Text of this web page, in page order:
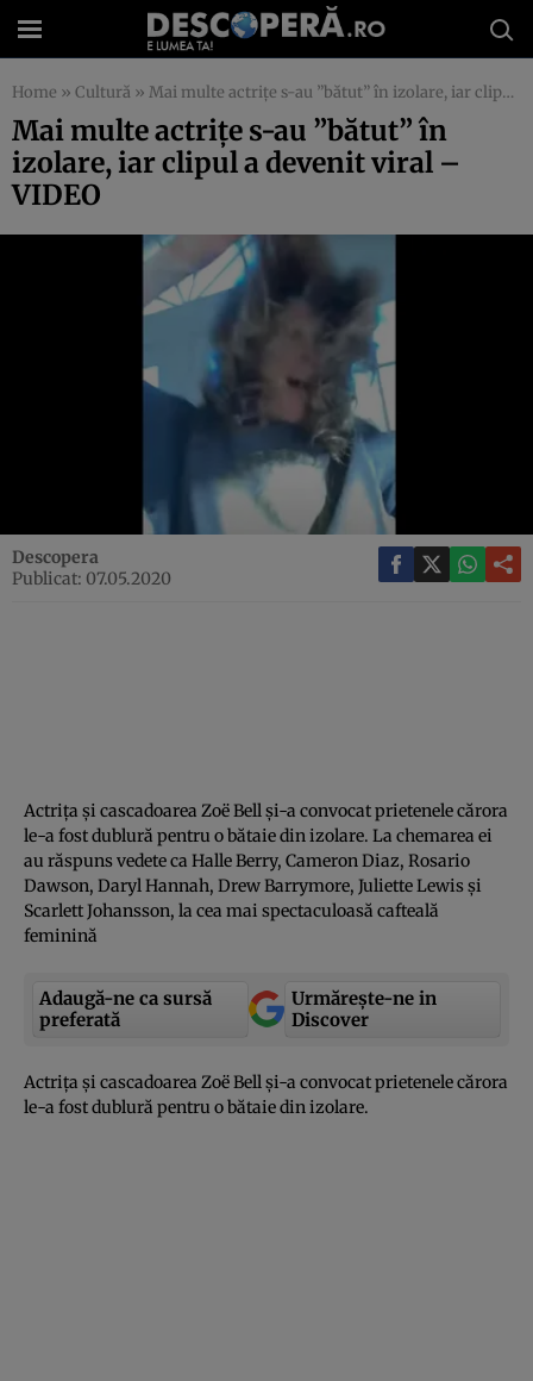
Home » Cultură » Mai multe actriţe s-au ”bătut” în izolare, iar clipul a devenit viral – VIDEO
Mai multe actriţe s-au ”bătut” în
izolare, iar clipul a devenit viral –
VIDEO
Descopera
Publicat: 07.05.2020
Actriţa şi cascadoarea Zoë Bell şi-a convocat prietenele cărora
le-a fost dublură pentru o bătaie din izolare. La chemarea ei
au răspuns vedete ca Halle Berry, Cameron Diaz, Rosario
Dawson, Daryl Hannah, Drew Barrymore, Juliette Lewis şi
Scarlett Johansson, la cea mai spectaculoasă cafteală
feminină
Adaugă-ne ca sursă
preferată
Urmărește-ne in
Discover
Actriţa şi cascadoarea Zoë Bell şi-a convocat prietenele cărora
le-a fost dublură pentru o bătaie din izolare.